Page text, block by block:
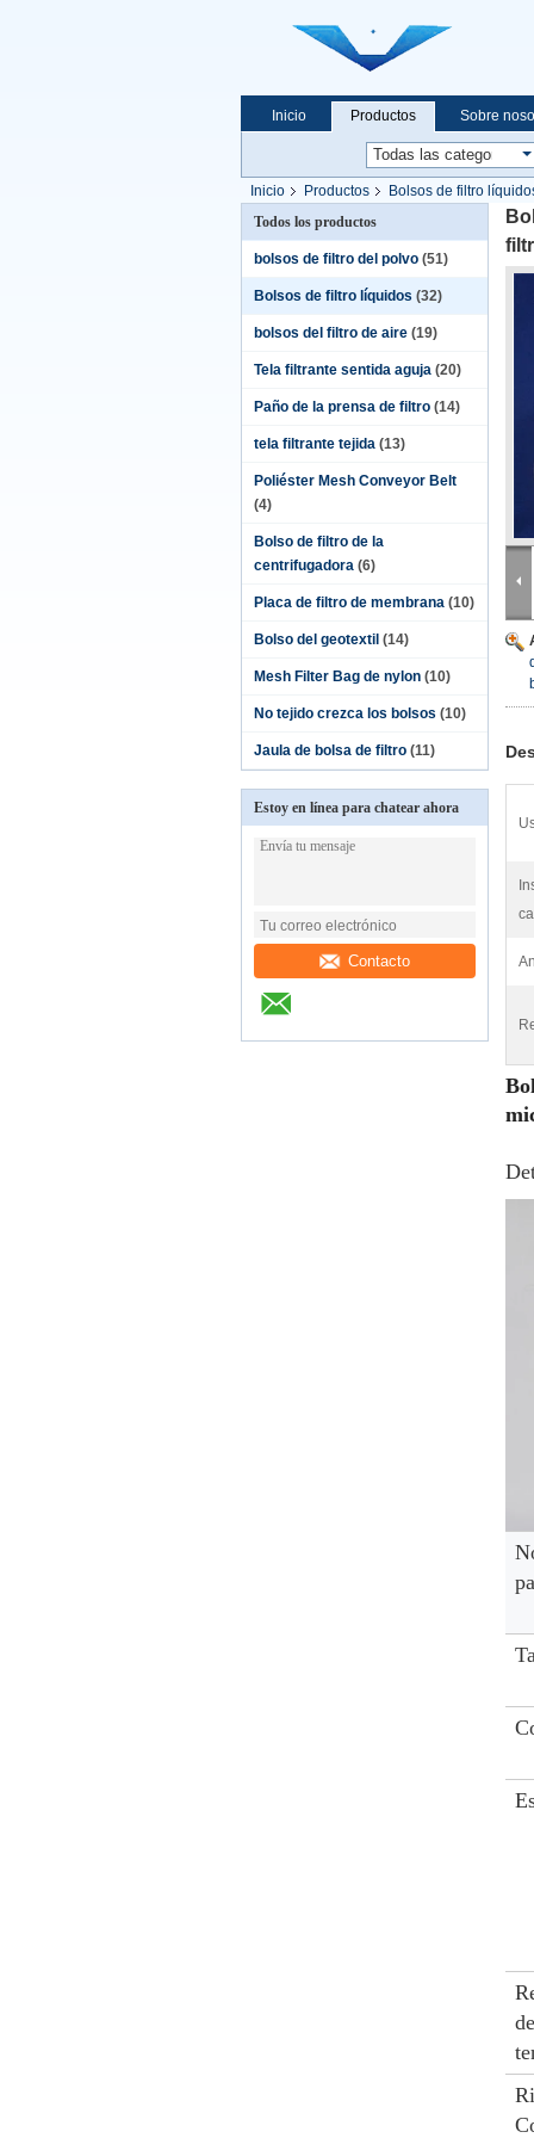
Inicio Productos Sobre
Inicio Productos Bolsos de filtro
Todos los productos
bolsos de filtro del polvo (51)
Bolsos de filtro líquidos (32)
bolsos del filtro de aire (19)
Tela filtrante sentida aguja (20)
Paño de la prensa de filtro (14)
tela filtrante tejida (13)
Poliéster Mesh Conveyor Belt
(4)
Bolso de filtro de la
centrifugadora (6)
Placa de filtro de membrana (10)
Bolso del geotextil (14)
Mesh Filter Bag de nylon (10)
No tejido crezca los bolsos (10)
Jaula de bolsa de filtro (11)
Estoy en línea para chatear ahora
Contacto